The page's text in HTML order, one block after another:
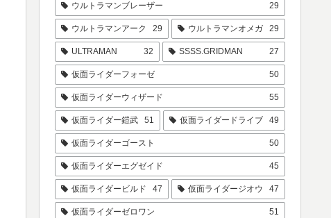
ウルトラマンブレーザー 29
ウルトラマンアーク 29 ウルトラマンオメガ 29
ULTRAMAN 32 SSSS.GRIDMAN 27
仮面ライダーフォーゼ 50
仮面ライダーウィザード 55
仮面ライダー鎧武 51 仮面ライダードライブ 49
仮面ライダーゴースト 50
仮面ライダーエグゼイド 45
仮面ライダービルド 47 仮面ライダージオウ 47
仮面ライダーゼロワン 51